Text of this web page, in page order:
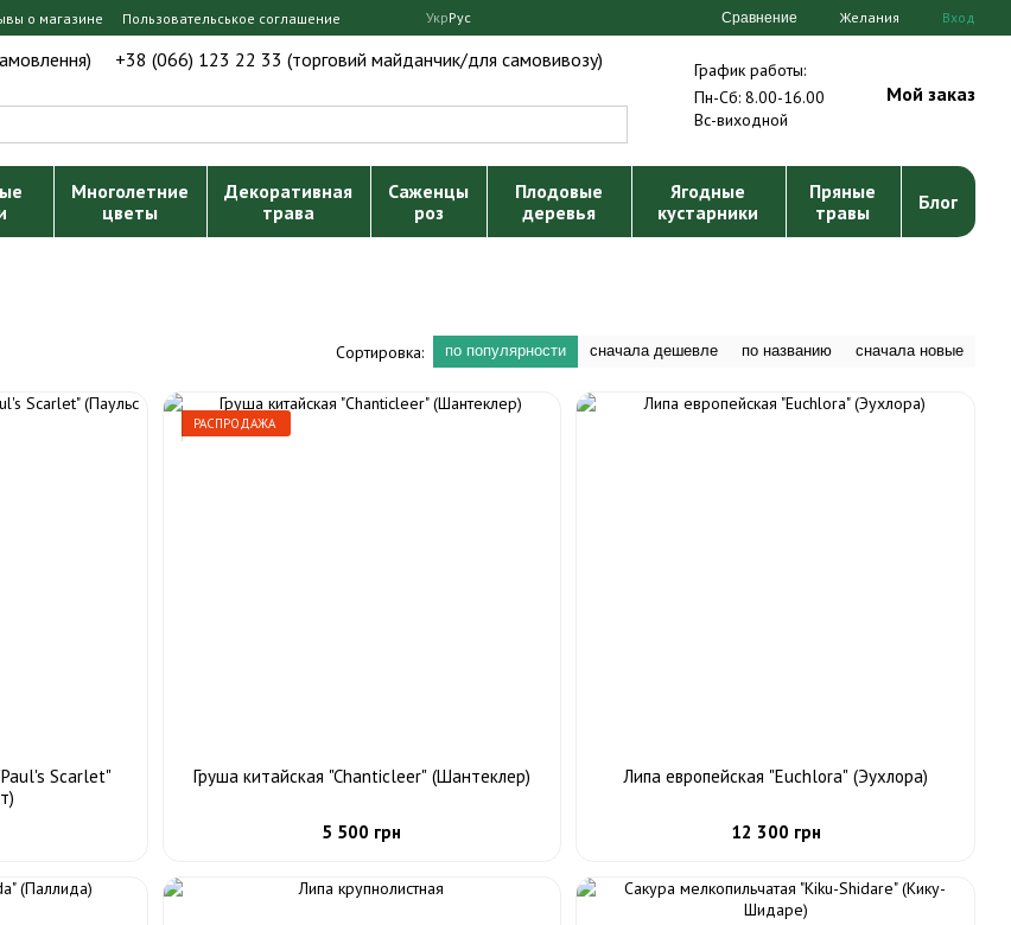
о магазине Пользовательськое соглашение УкрРус Сравнение Желания Вход
+38 (066) 123 22 33 (торговий майданчик/для самовивозу)
График работы:
Пн-Сб: 8.00-16.00
Вс-виходной
Мой заказ
Многолетние
цветы
Декоративная
трава
Саженцы
роз
Плодовые
деревья
Ягодные
кустарники
Пряные
травы
Блог
Сортировка: по популярности сначала дешевле по названию сначала новые
Scarlet"
РАСПРОДАЖА
Груша китайская "Chanticleer" (Шантеклер)
5 500 грн
Липа европейская "Euchlora" (Эухлора)
12 300 грн